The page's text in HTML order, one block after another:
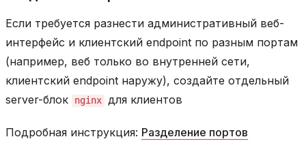
Если требуется разнести административный веб-
интерфейс и клиентский endpoint по разным портам
(например, веб только во внутренней сети,
клиентский endpoint наружу), создайте отдельный
server-блок
nginx для клиентов
Подробная инструкция: Разделение портов